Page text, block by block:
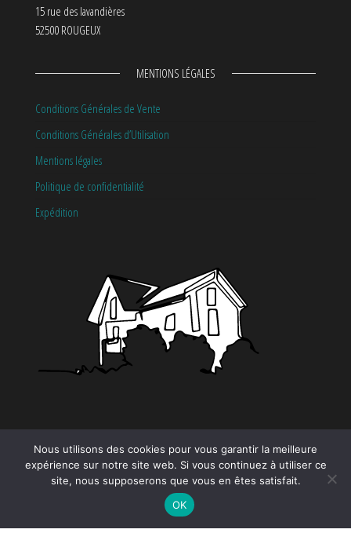
15 rue des lavandières
52500 ROUGEUX
MENTIONS LÉGALES
Conditions Générales de Vente
Conditions Générales d’Utilisation
Mentions légales
Politique de confidentialité
Expédition
CATÉGORIES
Tendance
Nous utilisons des cookies pour vous garantir la meilleure
expérience sur notre site web. Si vous continuez à utiliser ce
site, nous supposerons que vous en êtes satisfait.
OK